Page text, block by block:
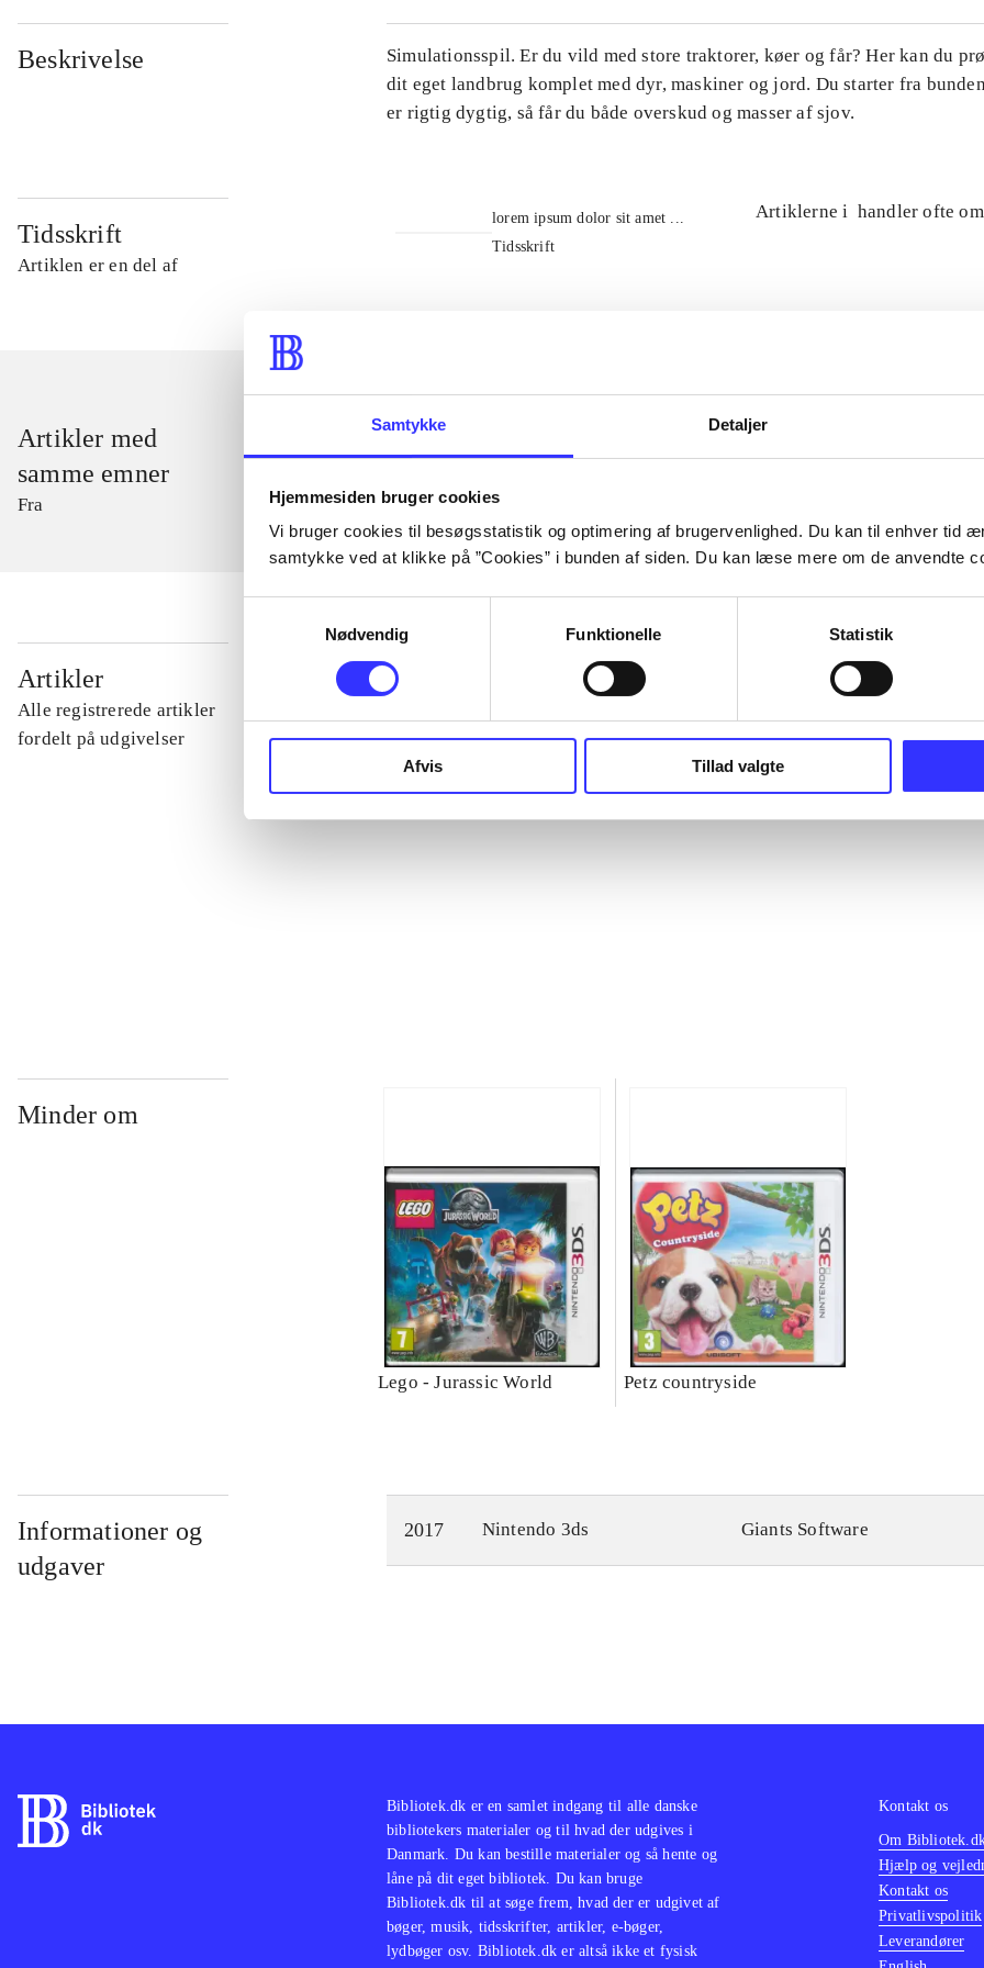
Samtykke Detaljer
Hjemmesiden bruger cookies
Vi bruger cookies til besøgsstatistik og optimering af brugervenlighed. Du kan til enhver tid
samtykke ved at klikke på ”Cookies” i bunden af siden. Du kan læse mere om de anvendte
Nødvendig
Funktionelle Statistik
Afvis Tillad valgte
Beskrivelse
Simulationsspil. Er du vild med store traktorer, køer og får? Her kan du
dit eget landbrug komplet med dyr, maskiner og jord. Du starter fra
er rigtig dygtig, så får du både overskud og masser af sjov.
Tidsskrift
Artiklen er en del af
lorem ipsum dolor sit amet ...
Tidsskrift
Artiklerne i handler ofte om
Artikler med
samme emner
Fra
Artikler
Alle registrerede artikler
fordelt på udgivelser
...
...
Minder om
Lego - Jurassic World Petz countryside
Informationer og
udgaver
2017 Nintendo 3ds Giants Software
Bibliotek.dk er en samlet indgang til alle danske
bibliotekers materialer og til hvad der udgives i
Danmark. Du kan bestille materialer og så hente og
låne på dit eget bibliotek. Du kan bruge
Bibliotek.dk til at søge frem, hvad der er udgivet af
bøger, musik, tidsskrifter, artikler, e-bøger,
lydbøger osv. Bibliotek.dk er altså ikke et fysisk
Kontakt os
Om
Hjælp og
Kontakt os
Privatlivspolitik
Leverandører